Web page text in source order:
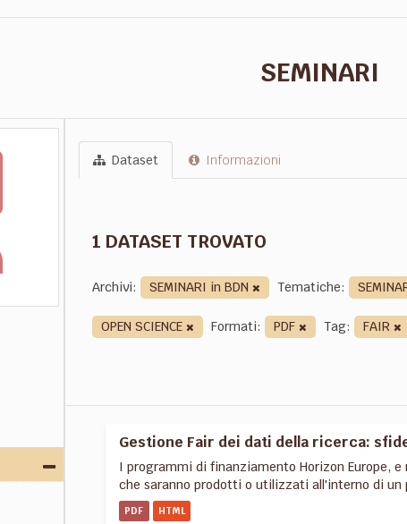
SEMINARI
Dataset Informazioni
1 DATASET TROVATO
Archivi: SEMINARI in BDN Tematiche:
OPEN SCIENCE
Formati: PDF Tag: FAIR
Gestione Fair dei dati della ricerca:
I programmi di finanziamento Horizon Europe,
che saranno prodotti o utilizzati all'interno di
PDF HTML